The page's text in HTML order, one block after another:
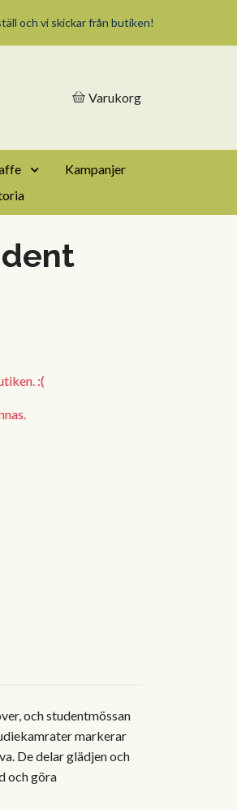
och vi skickar från butiken!
Varukorg
Kampanjer
:(
och studentmössan
markerar
De delar glädjen och
och göra